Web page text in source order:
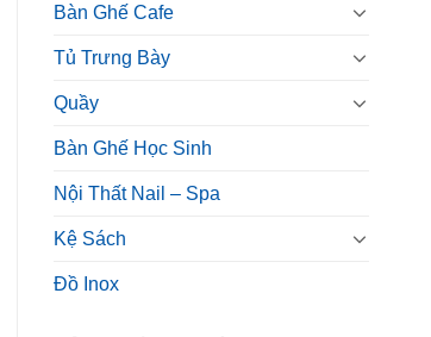
Bàn Ghế Cafe
Tủ Trưng Bày
Quầy
Bàn Ghế Học Sinh
Nội Thất Nail – Spa
Kệ Sách
Đồ Inox